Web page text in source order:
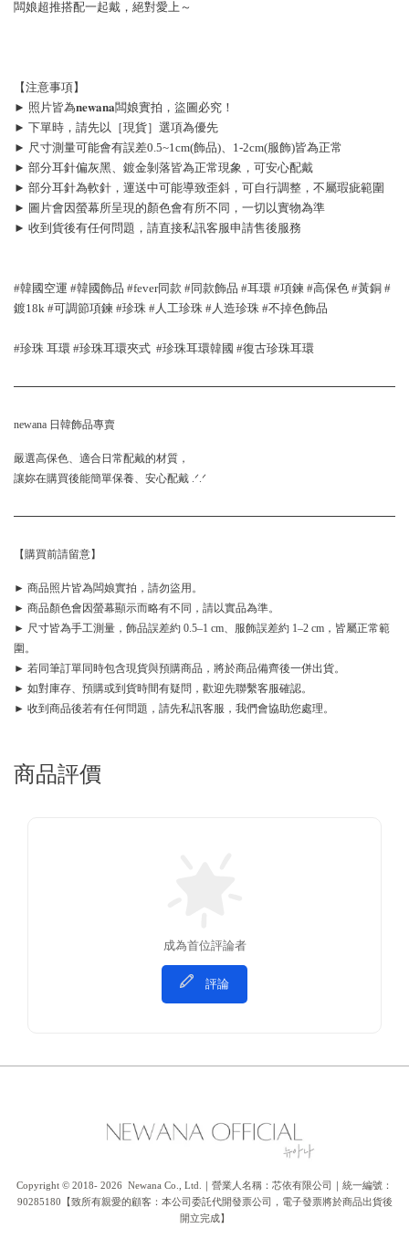
闆娘超推搭配一起戴，絕對愛上～
【注意事項】
► 照片皆為𝐧𝐞𝐰𝐚𝐧𝐚闆娘實拍，盜圖必究！
► 下單時，請先以［現貨］選項為優先
► 尺寸測量可能會有誤差0.5~1cm(飾品)、1-2cm(服飾)皆為正常
► 部分耳針偏灰黑、鍍金剝落皆為正常現象，可安心配戴
► 部分耳針為軟針，運送中可能導致歪斜，可自行調整，不屬瑕疵範圍
► 圖片會因螢幕所呈現的顏色會有所不同，一切以實物為準
► 收到貨後有任何問題，請直接私訊客服申請售後服務
#韓國空運 #韓國飾品 #fever同款 #同款飾品 #耳環 #項鍊 #高保色 #黃銅 #
鍍18k #可調節項鍊 #珍珠 #人工珍珠 #人造珍珠 #不掉色飾品
#珍珠 耳環 #珍珠耳環夾式  #珍珠耳環韓國 #復古珍珠耳環
newana 日韓飾品專賣
嚴選高保色、適合日常配戴的材質，
讓妳在購買後能簡單保養、安心配戴 .ᐟ.ᐟ
【購買前請留意】
► 商品照片皆為闆娘實拍，請勿盜用。
► 商品顏色會因螢幕顯示而略有不同，請以實品為準。
► 尺寸皆為手工測量，飾品誤差約 0.5–1 cm、服飾誤差約 1–2 cm，皆屬正常範
圍。
► 若同筆訂單同時包含現貨與預購商品，將於商品備齊後一併出貨。
► 如對庫存、預購或到貨時間有疑問，歡迎先聯繫客服確認。
► 收到商品後若有任何問題，請先私訊客服，我們會協助您處理。
商品評價
成為首位評論者
評論
Copyright © 2018- 2026  Newana Co., Ltd.｜營業人名稱：芯依有限公司｜統一編號：
90285180【致所有親愛的顧客：本公司委託代開發票公司，電子發票將於商品出貨後
開立完成】